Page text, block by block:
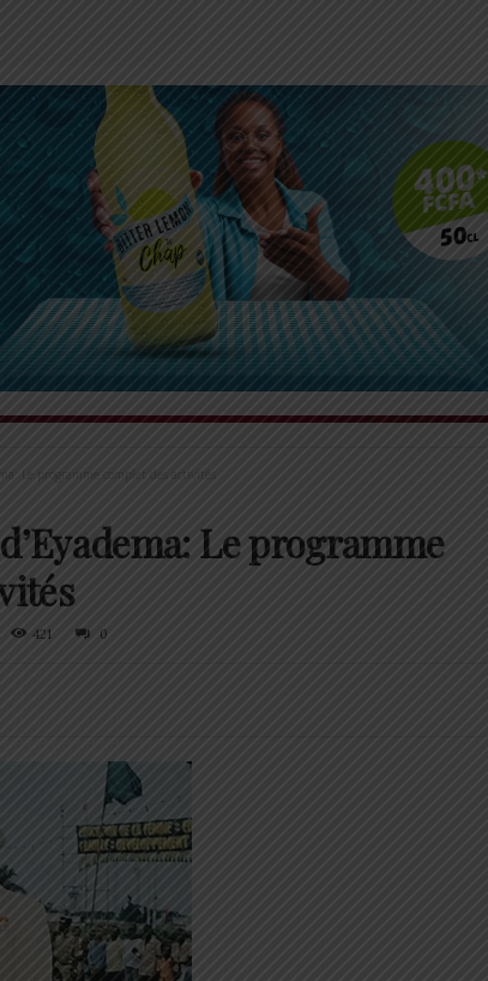
Le programme complet des activités
Le programme
421 0